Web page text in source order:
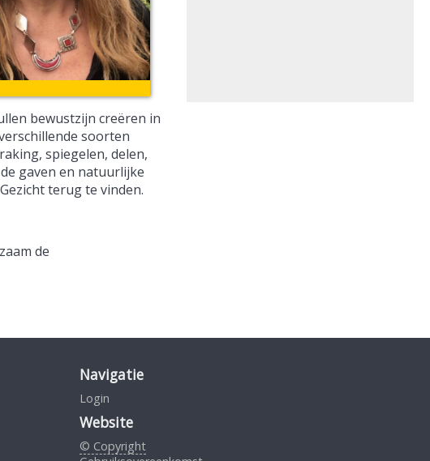
bewustzijn creëren in
soorten
spiegelen, delen,
gaven en natuurlijke
terug te vinden.
de
Navigatie
Login
Website
© Copyright